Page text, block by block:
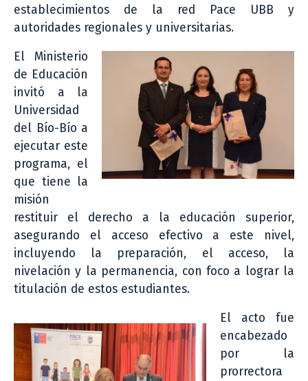
establecimientos de la red Pace UBB y
autoridades regionales y universitarias.
El Ministerio
de Educación
invitó a la
Universidad
del Bío-Bío a
ejecutar este
programa, el
que tiene la
misión
restituir el derecho a la educación superior,
asegurando el acceso efectivo a este nivel,
incluyendo la preparación, el acceso, la
nivelación y la permanencia, con foco a lograr la
titulación de estos estudiantes.
El acto fue
encabezado
por la
prorrectora